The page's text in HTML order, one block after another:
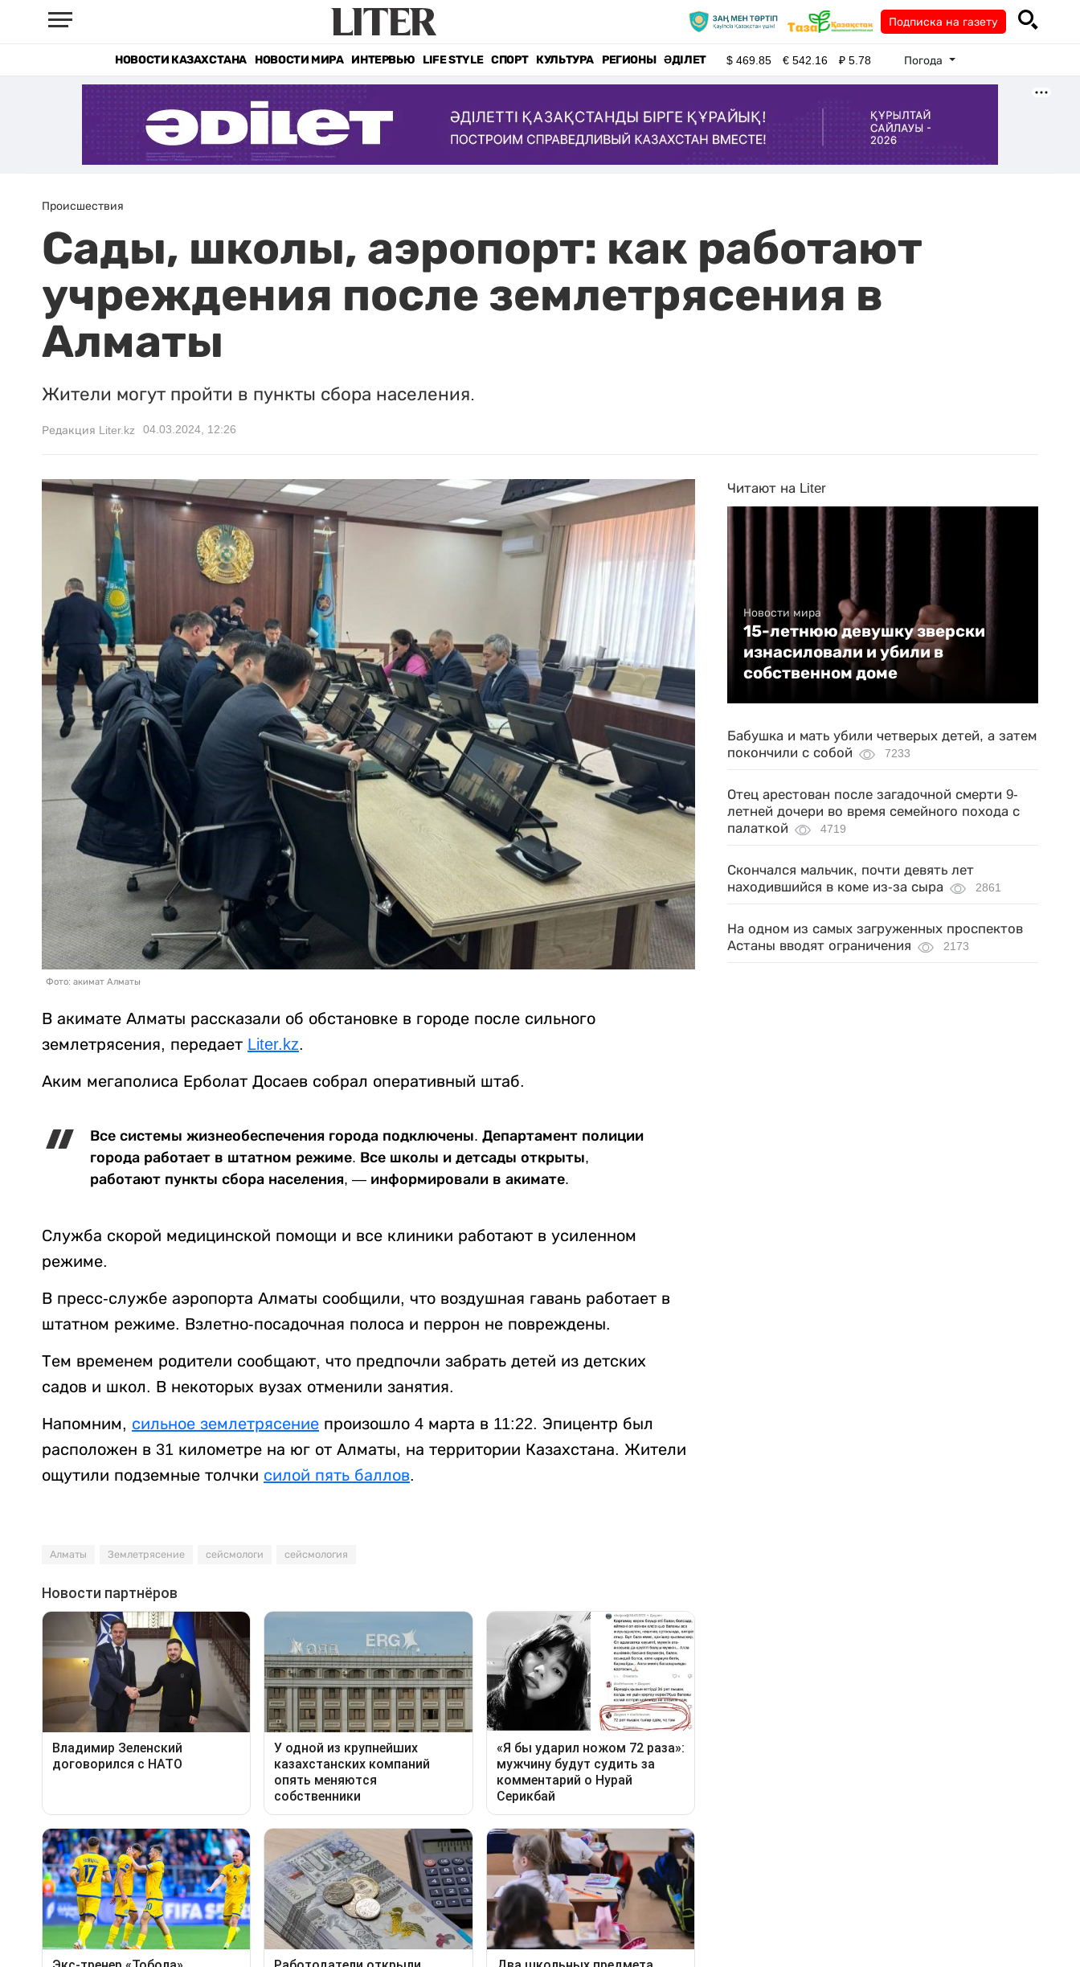
Подписка на газету
НОВОСТИ КАЗАХСТАНА НОВОСТИ МИРА ИНТЕРВЬЮ LIFE STYLE СПОРТ КУЛЬТУРА РЕГИОНЫ ӘДІЛЕТ $469.85 €542.16 ₽5.78 Погода
Происшествия
Сады, школы, аэропорт: как работают
учреждения после землетрясения в
Алматы
Жители могут пройти в пункты сбора населения.
Редакция Liter.kz 04.03.2024, 12:26
Фото: акимат Алматы
В акимате Алматы рассказали об обстановке в городе после сильного
землетрясения, передает Liter.kz.
Аким мегаполиса Ерболат Досаев собрал оперативный штаб.
Все системы жизнеобеспечения города подключены. Департамент полиции
города работает в штатном режиме. Все школы и детсады открыты,
работают пункты сбора населения, — информировали в акимате.
Служба скорой медицинской помощи и все клиники работают в усиленном
режиме.
В пресс-службе аэропорта Алматы сообщили, что воздушная гавань работает в
штатном режиме. Взлетно-посадочная полоса и перрон не повреждены.
Тем временем родители сообщают, что предпочли забрать детей из детских
садов и школ. В некоторых вузах отменили занятия.
Напомним, сильное землетрясение произошло 4 марта в 11:22. Эпицентр был
расположен в 31 километре на юг от Алматы, на территории Казахстана. Жители
ощутили подземные толчки силой пять баллов.
Алматы Землетрясение сейсмологи сейсмология
Читают на Liter
Новости мира
15-летнюю девушку зверски
изнасиловали и убили в
собственном доме
Бабушка и мать убили четверых детей, а затем
покончили с собой
7233
Отец арестован после загадочной смерти 9-
летней дочери во время семейного похода с
палаткой
4719
Скончался мальчик, почти девять лет
находившийся в коме из-за сыра
2861
На одном из самых загруженных проспектов
Астаны вводят ограничения
2173